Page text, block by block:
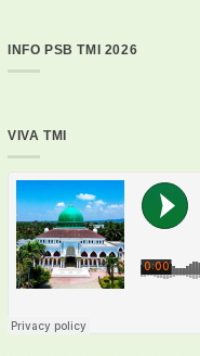
INFO PSB TMI 2026
VIVA TMI